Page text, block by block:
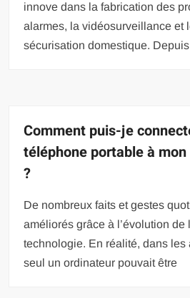
innove dans la fabrication des
alarmes, la vidéosurveillance et
sécurisation domestique.
Comment puis-je
téléphone portable à
?
De nombreux faits et gestes
améliorés grâce à l’évolution de
technologie. En réalité, dans les
seul un ordinateur pouvait être